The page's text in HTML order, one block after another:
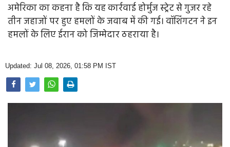
Farm & Food
Opinion
Photo Gallery
Home
अमेरिका का कहना है कि यह कार्रवाई होर्मुज स्ट्रेट से गुजर रहे
तीन जहाजों पर हुए हमलों के जवाब में की गई। वॉशिंगटन ने इन
हमलों के लिए ईरान को जिम्मेदार ठहराया है।
Updated: Jul 08, 2026, 01:58 PM IST